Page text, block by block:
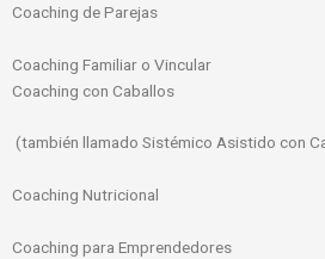
Coaching de Parejas
Coaching Familiar o Vincular
Coaching con Caballos
(también llamado Sistémico Asistido con
Coaching Nutricional
Coaching para Emprendedores